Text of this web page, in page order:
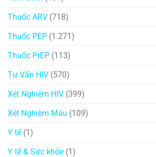
Thuốc ARV (718)
Thuốc PEP (1.271)
Thuốc PrEP (113)
Tư Vấn HIV (570)
Xét Nghiệm HIV (399)
Xét Nghiệm Máu (109)
Y tế(1)
Y tế & Sức khỏe (1)